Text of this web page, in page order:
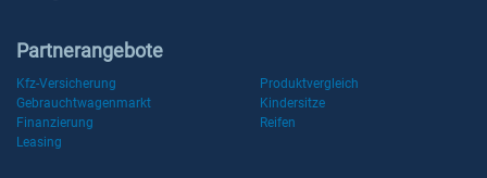
Partnerangebote
Kfz-Versicherung
Produktvergleich
Gebrauchtwagenmarkt
Kindersitze
Finanzierung
Reifen
Leasing